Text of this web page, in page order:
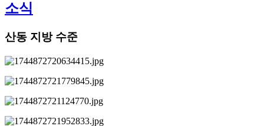
소식
산동 지방 수준